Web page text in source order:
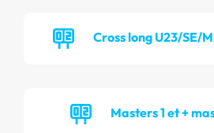
Cross long U23/SE/
Masters 1 et +